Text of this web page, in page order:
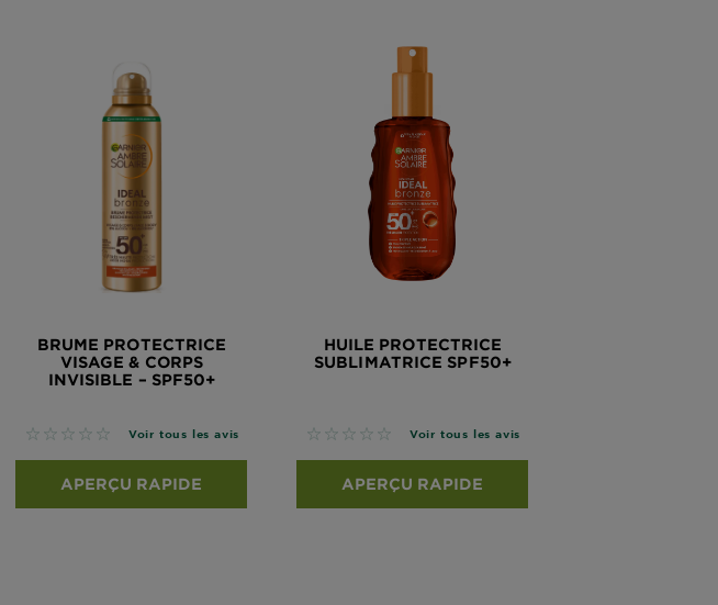
BRUME PROTECTRICE
VISAGE & CORPS
INVISIBLE – SPF50+
No reviews Voir tous les avis
APERÇU RAPIDE
HUILE PROTECTRICE
SUBLIMATRICE SPF50+
No reviews Voir tous les avis
APERÇU RAPIDE